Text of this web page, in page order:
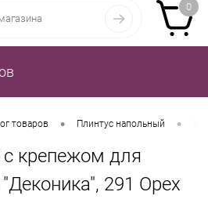
0
товаров • Плинтус напольный •
крепежом для
291 Орех